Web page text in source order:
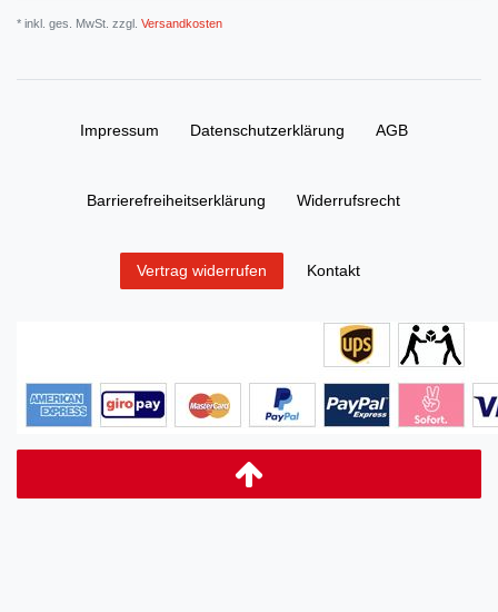
* inkl. ges. MwSt. zzgl. Versandkosten
Impressum Daten­schutz­erklärung AGB
Barrierefreiheitserklärung Widerrufs­recht
Vertrag widerrufen Kontakt